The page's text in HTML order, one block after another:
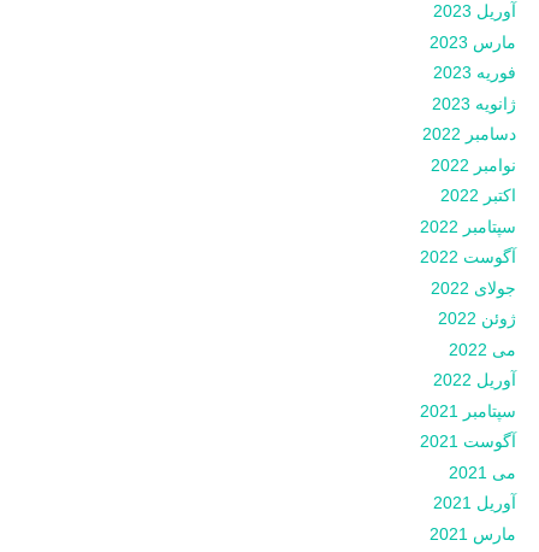
آوریل 2023
مارس 2023
فوریه 2023
ژانویه 2023
دسامبر 2022
نوامبر 2022
اکتبر 2022
سپتامبر 2022
آگوست 2022
جولای 2022
ژوئن 2022
می 2022
آوریل 2022
سپتامبر 2021
آگوست 2021
می 2021
آوریل 2021
مارس 2021